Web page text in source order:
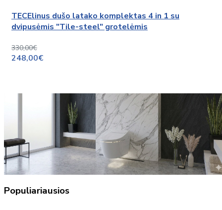
TECElinus dušo latako komplektas 4 in 1 su
dvipusėmis "Tile-steel" grotelėmis
330,00€
248,00€
Populiariausios